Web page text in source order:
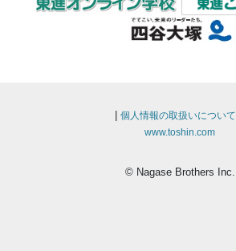
個人情報の取扱いについて
www.toshin.com
© Nagase Brothers Inc.